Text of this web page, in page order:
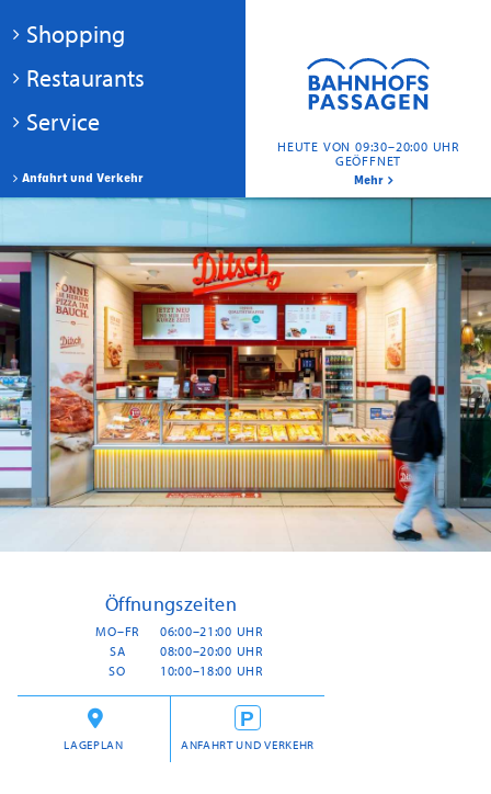
HEUTE VON 09:30–20:00 UHR
GEÖFFNET
Mehr
Anfahrt und Verkehr
Shopping
Restaurants
Service
Öffnungszeiten
MO–FR
06:00–21:00 UHR
SA
08:00–20:00 UHR
SO
10:00–18:00 UHR
LAGEPLAN ANFAHRT UND VERKEHR